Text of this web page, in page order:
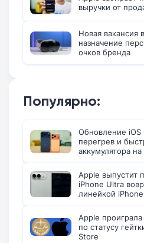
выручки от
Новая вакансия
назначение
очков бренда
Популярно:
Обновление
перегрев и
аккумулятора
Apple выпустит
iPhone Ultra
линейкой
Apple
по статусу
Store